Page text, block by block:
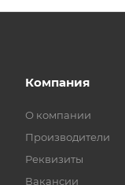
Компания
О компании
Производители
Реквизиты
Вакансии